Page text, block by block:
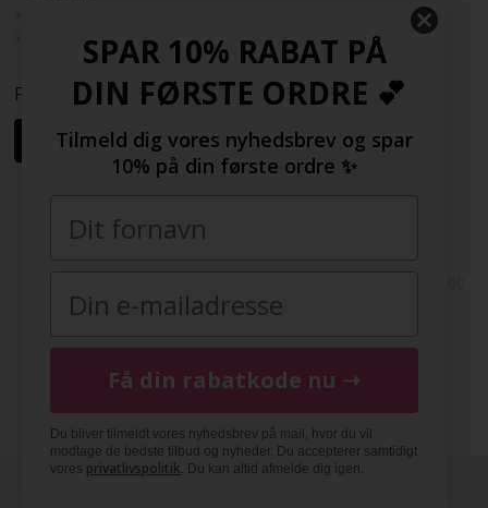
Samarbejdspartnere
Følg os her
Kolding, Danmark | Tlf(+45) 20154560 | CVR: 33377002 |
FashionGirl.dk er ejet af HolmeGruppen ApS
|NO|FI |NL|BE| DE|FR| ES |
SPAR 10% RABAT PÅ
DIN FØRSTE ORDRE 💕
Tilmeld dig vores nyhedsbrev og spar
10% på din første ordre ✨
Få din rabatkode nu ➝
Du bliver tilmeldt vores nyhedsbrev på mail, hvor du vil
modtage de bedste tilbud og nyheder. Du accepterer samtidigt
vores privatlivspolitik. Du kan altid afmelde dig igen.